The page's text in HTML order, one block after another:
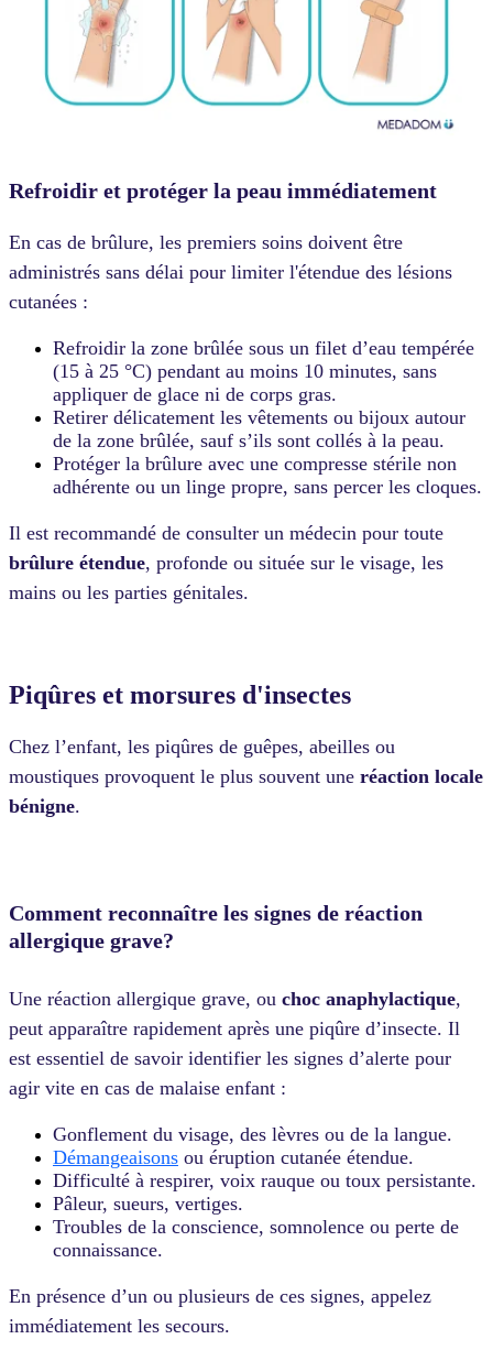
Refroidir et protéger la peau immédiatement
En cas de brûlure, les premiers soins doivent être
administrés sans délai pour limiter l'étendue des lésions
cutanées :
Refroidir la zone brûlée sous un filet d’eau tempérée
(15 à 25 °C) pendant au moins 10 minutes, sans
appliquer de glace ni de corps gras.
Retirer délicatement les vêtements ou bijoux autour
de la zone brûlée, sauf s’ils sont collés à la peau.
Protéger la brûlure avec une compresse stérile non
adhérente ou un linge propre, sans percer les cloques.
Il est recommandé de consulter un médecin pour toute
brûlure étendue, profonde ou située sur le visage, les
mains ou les parties génitales.
Piqûres et morsures d'insectes
Chez l’enfant, les piqûres de guêpes, abeilles ou
moustiques provoquent le plus souvent une réaction locale
bénigne.
Comment reconnaître les signes de réaction
allergique grave?
Une réaction allergique grave, ou choc anaphylactique,
peut apparaître rapidement après une piqûre d’insecte. Il
est essentiel de savoir identifier les signes d’alerte pour
agir vite en cas de malaise enfant :
Gonflement du visage, des lèvres ou de la langue.
Démangeaisons ou éruption cutanée étendue.
Difficulté à respirer, voix rauque ou toux persistante.
Pâleur, sueurs, vertiges.
Troubles de la conscience, somnolence ou perte de
connaissance.
En présence d’un ou plusieurs de ces signes, appelez
immédiatement les secours.